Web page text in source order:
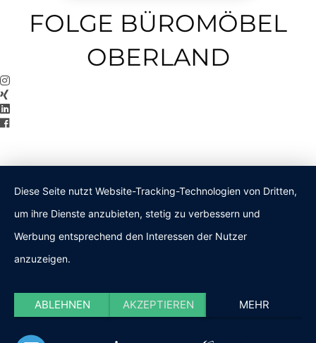
FOLGE BÜROMÖBEL
OBERLAND
Diese Seite nutzt Website-Tracking-Technologien von Dritten,
um ihre Dienste anzubieten, stetig zu verbessern und
Werbung entsprechend den Interessen der Nutzer
anzuzeigen.
ABLEHNEN AKZEPTIEREN MEHR